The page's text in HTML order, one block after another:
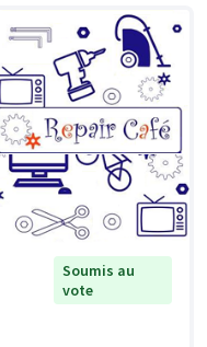
Soumis au
vote